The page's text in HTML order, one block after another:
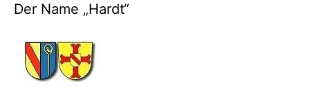
Der Name „Hardt“